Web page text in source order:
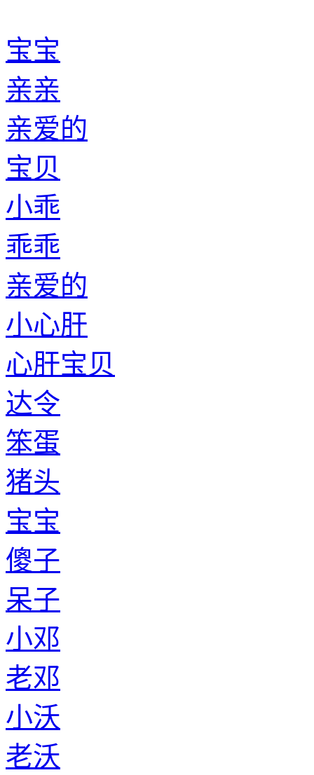
宝宝
亲亲
亲爱的
宝贝
小乖
乖乖
亲爱的
小心肝
心肝宝贝
达令
笨蛋
猪头
宝宝
傻子
呆子
小邓
老邓
小沃
老沃